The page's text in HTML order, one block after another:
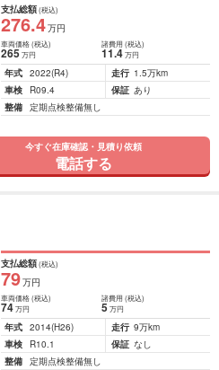
支払総額(税込)
276.4万円
車両価格(税込)
265万円
諸費用 (税込)
11.4 万円
年式 2022(R4) 走行 1.5万km
車検
R09.4 保証 あり
整備 定期点検整備無し
今すぐ在庫確認・見積り依頼
電話する
支払総額(税込)
79万円
車両価格(税込)
74万円
諸費用 (税込)
5 万円
年式 2014(H26) 走行 9万km
車検
R10.1 保証 なし
整備 定期点検整備無し